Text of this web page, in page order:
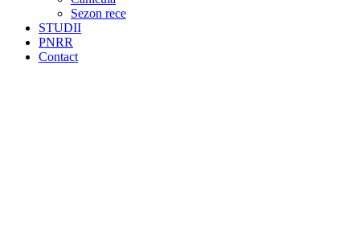
Sezon rece
STUDII
PNRR
Contact